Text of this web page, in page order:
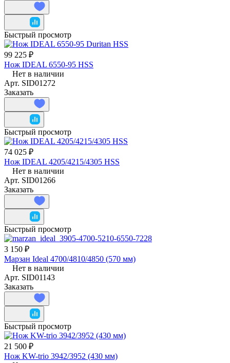
Быстрый просмотр
99 225 ₽
Нож IDEAL 6550-95 HSS
Нет в наличии
Арт. SID01272
Заказать
Быстрый просмотр
74 025 ₽
Нож IDEAL 4205/4215/4305 HSS
Нет в наличии
Арт. SID01266
Заказать
Быстрый просмотр
3 150 ₽
Марзан Ideal 4700/4810/4850 (570 мм)
Нет в наличии
Арт. SID01143
Заказать
Быстрый просмотр
21 500 ₽
Нож KW-trio 3942/3952 (430 мм)